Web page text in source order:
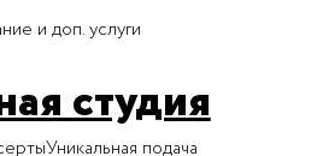
и доп. услуги
студия
Уникальная подача